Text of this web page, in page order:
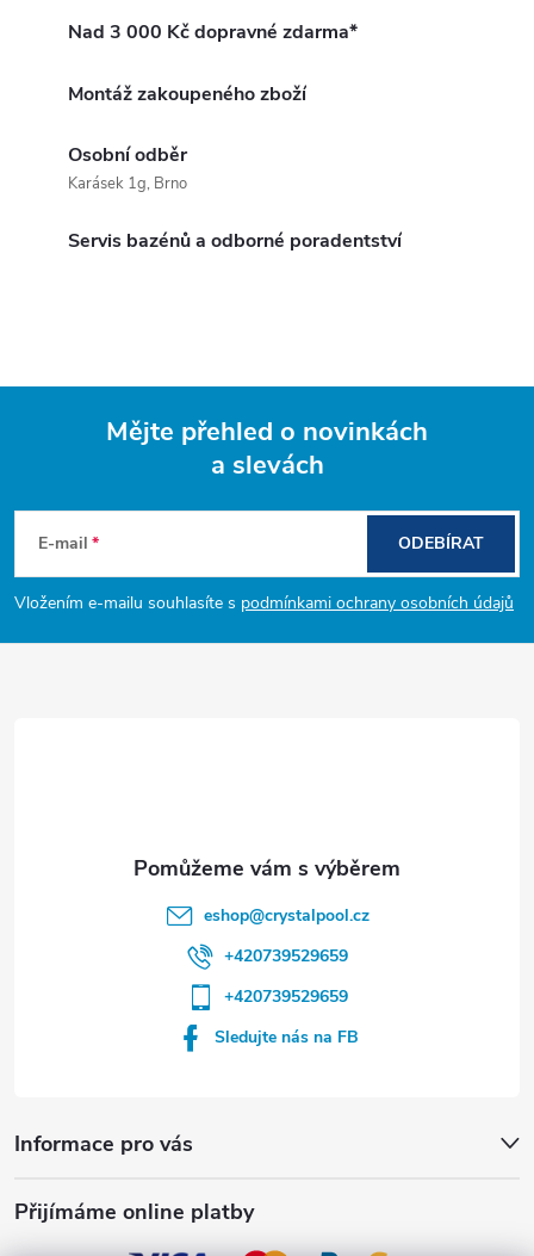
Nad 3 000 Kč dopravné zdarma*
Montáž zakoupeného zboží
Osobní odběr
Karásek 1g, Brno
Servis bazénů a odborné poradentství
p
a
Mějte přehled o novinkách
a slevách
E-mail
Vložením e-mailu souhlasíte s podmínkami ochrany osobních údajů
ODEBÍRAT
Informace pro vás
Přijímáme online platby
eshop@crystalpool.cz
+420739529659
+420739529659
Sledujte nás na FB